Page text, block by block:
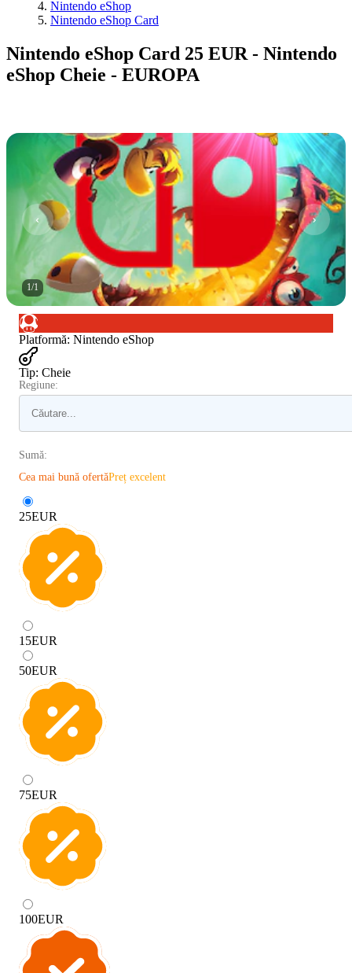
Nintendo eShop
Nintendo eShop Card
Nintendo eShop Card 25 EUR - Nintendo
eShop Cheie - EUROPA
1/1
Platformă: Nintendo eShop
Tip: Cheie
Regiune:
Sumă:
Cea mai bună ofertăPreț excelent
25EUR
15EUR
50EUR
75EUR
100EUR